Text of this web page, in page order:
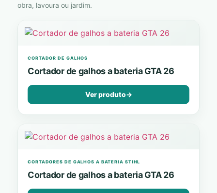
obra, lavoura ou jardim.
CORTADOR DE GALHOS
Cortador de galhos a bateria GTA 26
Ver produto→
CORTADORES DE GALHOS A BATERIA STIHL
Cortador de galhos a bateria GTA 26